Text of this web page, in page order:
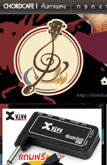
CHORDCAFE ค้นหาเพลง ก ข ค ง
http://